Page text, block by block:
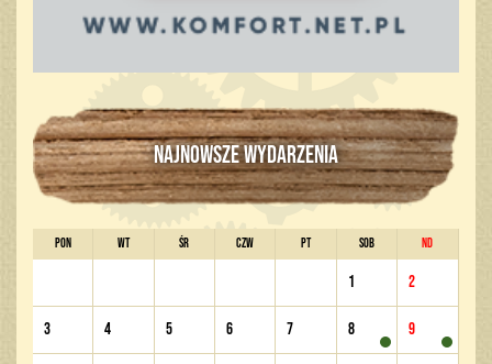
NAJNOWSZE WYDARZENIA
PON WT ŚR CZW PT SOB ND
1 2
3 4 5 6 7 8 9